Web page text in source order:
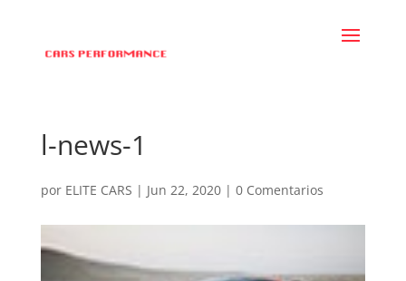
l-news-1
por ELITE CARS | Jun 22, 2020| 0 Comentarios